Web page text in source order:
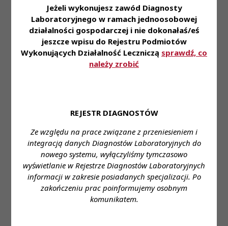
Jeżeli wykonujesz zawód Diagnosty
Laboratoryjnego w ramach jednoosobowej
działalności gospodarczej i nie dokonałaś/eś
jeszcze wpisu do Rejestru Podmiotów
Wykonujących Działalność Leczniczą sprawdź, co
należy zrobić
REJESTR DIAGNOSTÓW
Ze względu na prace związane z przeniesieniem i
integracją danych Diagnostów Laboratoryjnych do
nowego systemu, wyłączyliśmy tymczasowo
wyświetlanie w Rejestrze Diagnostów Laboratoryjnych
informacji w zakresie posiadanych specjalizacji. Po
zakończeniu prac poinformujemy osobnym
komunikatem.
Laboratoryjnych z dnia 9
grudnia 2010 r. w sprawie
powołania Zespołów
Zadaniowych
KZDL
- Treść
Uchwała nr 16/2010
Laboratoryjnych
Uchwała nr 17/2010
Trzeciego Krajowego
Zjazdu Diagnostów
Laboratoryjnych z dnia 9
grudnia 2010 r. w sprawie
Uchwały III
KZDL
- Treść